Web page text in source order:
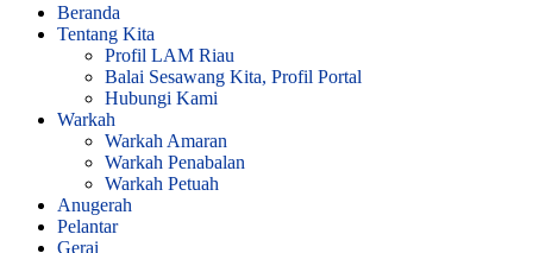
Beranda
Tentang Kita
Profil LAM Riau
Balai Sesawang Kita, Profil Portal
Hubungi Kami
Warkah
Warkah Amaran
Warkah Penabalan
Warkah Petuah
Anugerah
Pelantar
Gerai